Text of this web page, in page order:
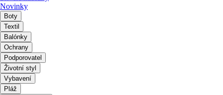
Novinky
Boty
Textil
Balónky
Ochrany
Podporovatel
Životní styl
Vybavení
Pláž